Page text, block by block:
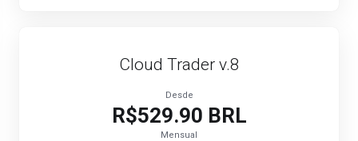
Cloud Trader v.8
Desde
R$529.90 BRL
Mensual